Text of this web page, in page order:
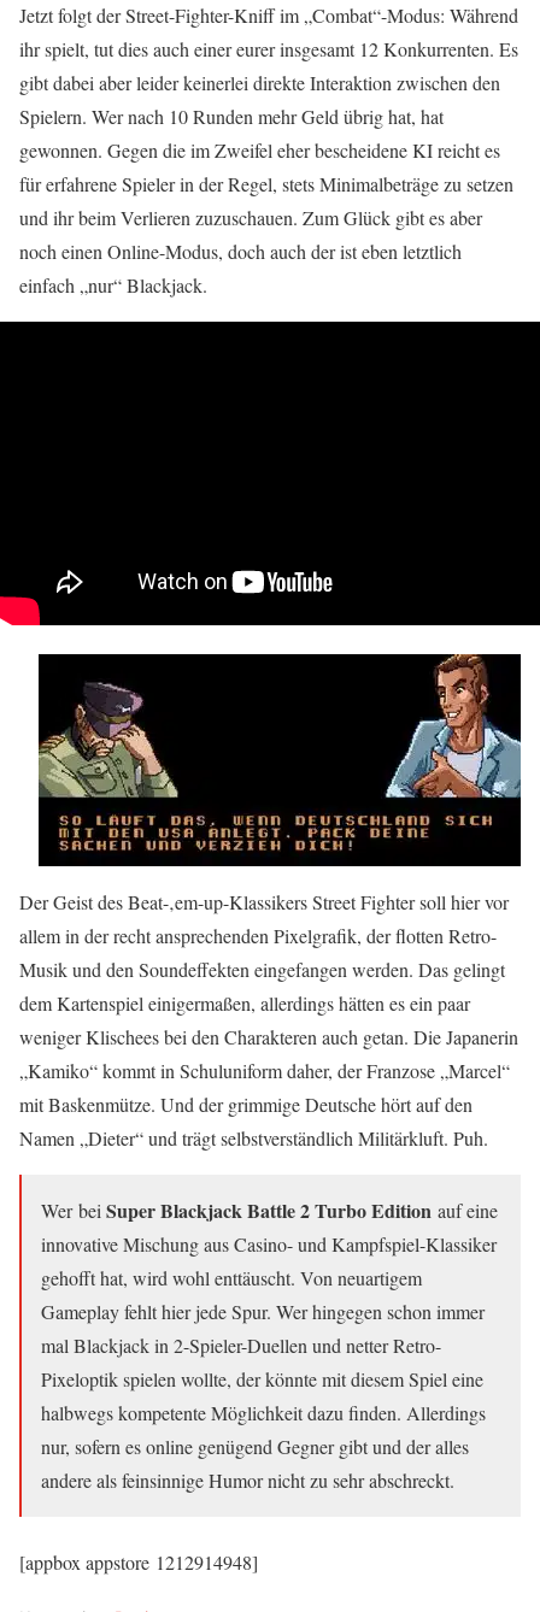
Jetzt folgt der Street-Fighter-Kniff im „Combat“-Modus: Während
ihr spielt, tut dies auch einer eurer insgesamt 12 Konkurrenten. Es
gibt dabei aber leider keinerlei direkte Interaktion zwischen den
Spielern. Wer nach 10 Runden mehr Geld übrig hat, hat
gewonnen. Gegen die im Zweifel eher bescheidene KI reicht es
für erfahrene Spieler in der Regel, stets Minimalbeträge zu setzen
und ihr beim Verlieren zuzuschauen. Zum Glück gibt es aber
noch einen Online-Modus, doch auch der ist eben letztlich
einfach „nur“ Blackjack.
Der Geist des Beat-‚em-up-Klassikers Street Fighter soll hier vor
allem in der recht ansprechenden Pixelgrafik, der flotten Retro-
Musik und den Soundeffekten eingefangen werden. Das gelingt
dem Kartenspiel einigermaßen, allerdings hätten es ein paar
weniger Klischees bei den Charakteren auch getan. Die Japanerin
„Kamiko“ kommt in Schuluniform daher, der Franzose „Marcel“
mit Baskenmütze. Und der grimmige Deutsche hört auf den
Namen „Dieter“ und trägt selbstverständlich Militärkluft. Puh.
Wer bei Super Blackjack Battle 2 Turbo Edition auf eine
innovative Mischung aus Casino- und Kampfspiel-Klassiker
gehofft hat, wird wohl enttäuscht. Von neuartigem
Gameplay fehlt hier jede Spur. Wer hingegen schon immer
mal Blackjack in 2-Spieler-Duellen und netter Retro-
Pixeloptik spielen wollte, der könnte mit diesem Spiel eine
halbwegs kompetente Möglichkeit dazu finden. Allerdings
nur, sofern es online genügend Gegner gibt und der alles
andere als feinsinnige Humor nicht zu sehr abschreckt.
[appbox appstore 1212914948]